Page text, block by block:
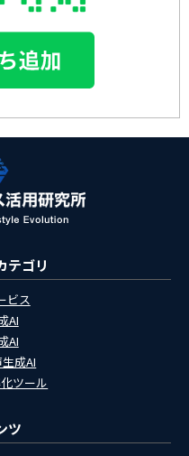
テゴリ
ビス
AI
AI
成AI
ツール
ツ